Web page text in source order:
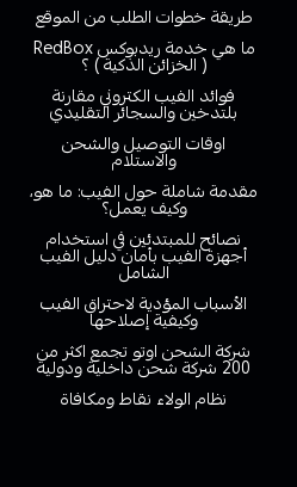
طريقة خطوات الطلب من الموقع
ما هي خدمة ريدبوكس RedBox
( الخزائن الذكية ) ؟
فوائد الفيب الكتروني مقارنة
بلتدخين والسجائر التقليدي
اوقات التوصيل والشحن
والاستلام
مقدمة شاملة حول الفيب: ما هو،
وكيف يعمل؟
نصائح للمبتدئين في استخدام
أجهزة الفيب بأمان دليل الفيب
الشامل
الأسباب المؤدية لاحتراق الفيب
وكيفية إصلاحها
شركة الشحن اوتو تجمع اكثر من
200 شركة شحن داخلية ودولية
نظام الولاء نقاط ومكافاة